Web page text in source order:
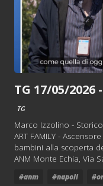
TG 17/05/
TG
Marco Izzolino -
ART FAMILY -
bambini alla scoperta
ANM Monte Echia, Via
#anm #napoli